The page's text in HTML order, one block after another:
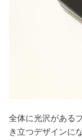
全体に光沢がある
き立つデザインに